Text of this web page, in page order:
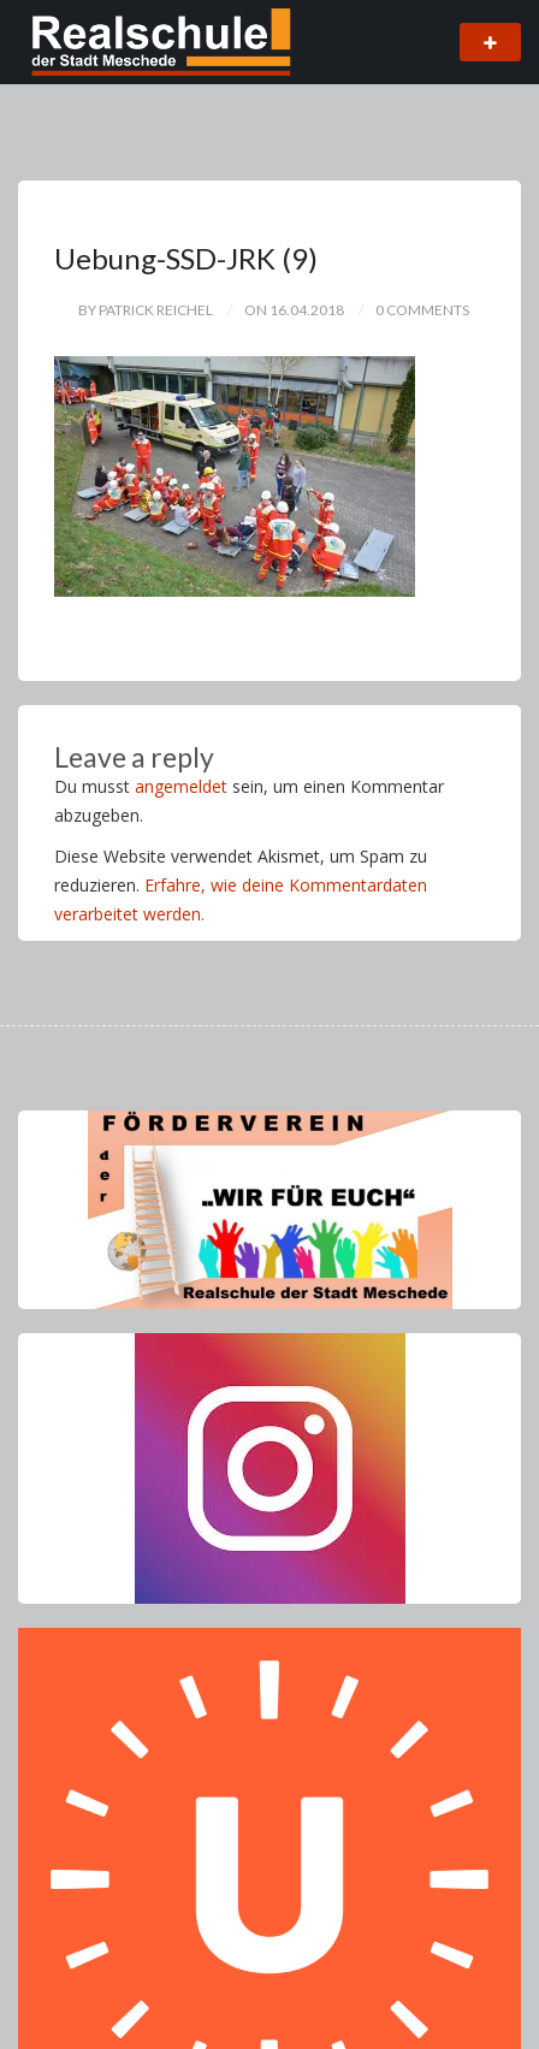
Uebung-SSD-JRK (9)
BY PATRICK REICHEL ON 16.04.2018 0 COMMENTS
Leave a reply
Du musst angemeldet sein, um einen Kommentar
abzugeben.
Diese Website verwendet Akismet, um Spam zu
reduzieren. Erfahre, wie deine Kommentardaten
verarbeitet werden.